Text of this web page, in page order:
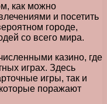
как можно
и посетить
городе,
со всего мира.
казино, где
играх. Здесь
игры, так и
поражают